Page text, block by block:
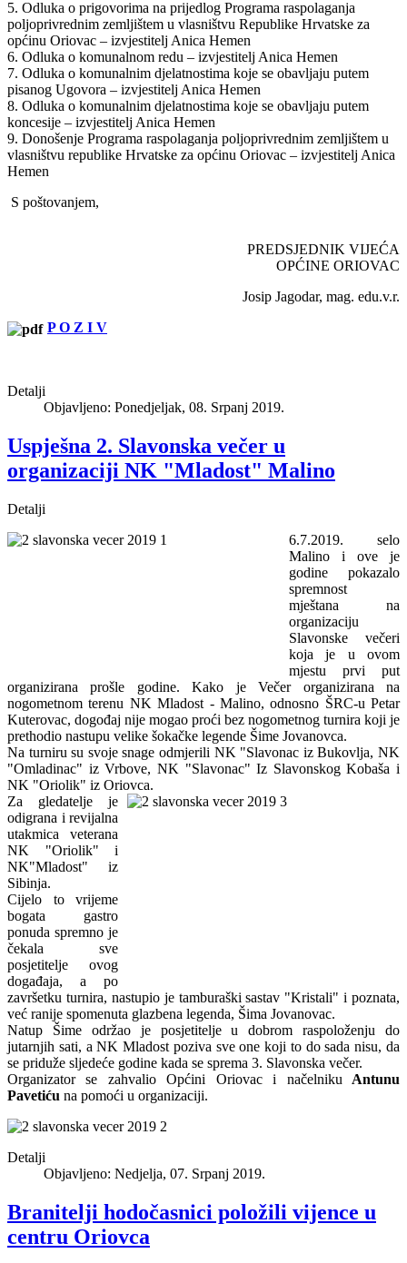
5. Odluka o prigovorima na prijedlog Programa raspolaganja
poljoprivrednim zemljištem u vlasništvu Republike Hrvatske za
općinu Oriovac – izvjestitelj Anica Hemen
6. Odluka o komunalnom redu – izvjestitelj Anica Hemen
7. Odluka o komunalnim djelatnostima koje se obavljaju putem
pisanog Ugovora – izvjestitelj Anica Hemen
8. Odluka o komunalnim djelatnostima koje se obavljaju putem
koncesije – izvjestitelj Anica Hemen
9. Donošenje Programa raspolaganja poljoprivrednim zemljištem u
vlasništvu republike Hrvatske za općinu Oriovac – izvjestitelj Anica
Hemen
S poštovanjem,
PREDSJEDNIK VIJEĆA
OPĆINE ORIOVAC
Josip Jagodar, mag. edu.v.r.
P O Z I V
Detalji
Objavljeno: Ponedjeljak, 08. Srpanj 2019.
Uspješna 2. Slavonska večer u
organizaciji NK "Mladost" Malino
Detalji
6.7.2019. selo
Malino i ove je
godine pokazalo
spremnost
mještana na
organizaciju
Slavonske večeri
koja je u ovom
mjestu prvi put
organizirana prošle godine. Kako je Večer organizirana na
nogometnom terenu NK Mladost - Malino, odnosno ŠRC-u Petar
Kuterovac, dogođaj nije mogao proći bez nogometnog turnira koji je
prethodio nastupu velike šokačke legende Šime Jovanovca.
Na turniru su svoje snage odmjerili NK "Slavonac iz Bukovlja, NK
"Omladinac" iz Vrbove, NK "Slavonac" Iz Slavonskog Kobaša i
NK "Oriolik" iz Oriovca.
Za gledatelje je
odigrana i revijalna
utakmica veterana
NK "Oriolik" i
NK"Mladost" iz
Sibinja.
Cijelo to vrijeme
bogata gastro
ponuda spremno je
čekala sve
posjetitelje ovog
događaja, a po
završetku turnira, nastupio je tamburaški sastav "Kristali" i poznata,
već ranije spomenuta glazbena legenda, Šima Jovanovac.
Natup Šime održao je posjetitelje u dobrom raspoloženju do
jutarnjih sati, a NK Mladost poziva sve one koji to do sada nisu, da
se priduže sljedeće godine kada se sprema 3. Slavonska večer.
Organizator se zahvalio Općini Oriovac i načelniku Antunu
Pavetiću na pomoći u organizaciji.
Detalji
Objavljeno: Nedjelja, 07. Srpanj 2019.
Branitelji hodočasnici položili vijence u
centru Oriovca